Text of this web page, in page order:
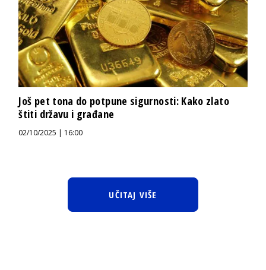
Još pet tona do potpune sigurnosti: Kako zlato
štiti državu i građane
02/10/2025 | 16:00
UČITAJ VIŠE